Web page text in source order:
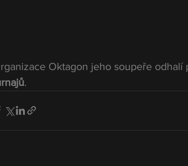
Oktagon jeho soupeře odhalí
.